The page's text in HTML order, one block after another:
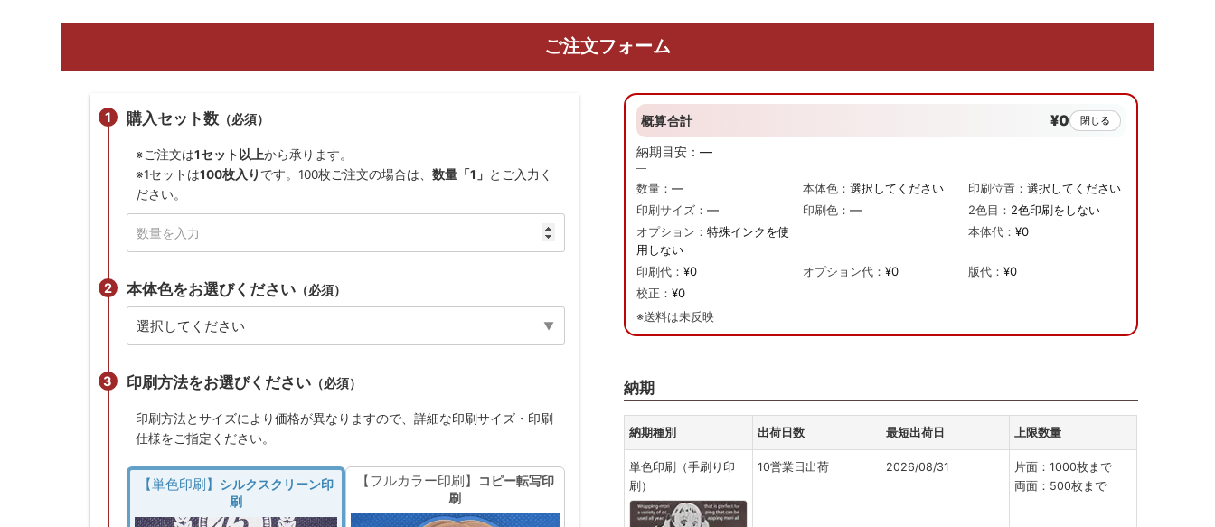
ご注文フォーム
購入セット数（必須）
※ご注文は1セット以上から承ります。
※1セットは100枚入り です。100枚ご注文の場合は、 数量「1」 とご入力く
ださい。
本体色をお選びください（必須）
印刷方法をお選びください（必須）
印刷方法とサイズにより価格が異なりますので、詳細な印刷サイズ・印刷
仕様をご指定ください。
【単色印刷】
シルクスクリーン印
刷
【フルカラー印刷】
コピー転写印
刷
概算合計 ¥0 閉じる
納期目安：—
—
数量：— 本体色： 選択してください 印刷位置：選択してください
印刷サイズ：— 印刷色： — 2色目： 2色印刷をしない
オプション：特殊インクを使
用しない
本体代：¥0
印刷代：¥0 オプション代： ¥0 版代：¥0
校正：¥0
※送料は未反映
納期
納期種別 出荷日数 最短出荷日 上限数量
単色印刷（手刷り印
刷）
10営業日出荷 2026/08/31
片面：1000枚まで
両面：500枚まで